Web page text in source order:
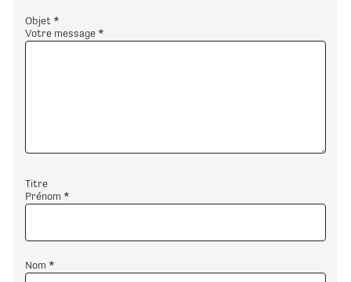
Objet
Votre message
Titre
Prénom
Nom